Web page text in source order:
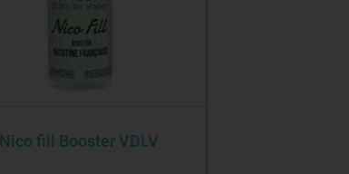
Nico fill Booster VDLV